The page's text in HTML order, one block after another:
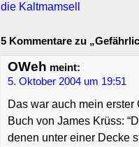
die Kaltmamsell
5 Kommentare zu
OWeh meint:
5. Oktober 2004 um 19:51
Das war auch mein
Buch von James Krüss:
denen unter einer Decke